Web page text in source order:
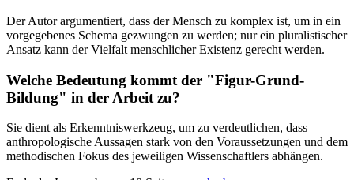
Der Autor argumentiert, dass der Mensch zu komplex ist, um in ein
vorgegebenes Schema gezwungen zu werden; nur ein pluralistischer
Ansatz kann der Vielfalt menschlicher Existenz gerecht werden.
Welche Bedeutung kommt der "Figur-Grund-
Bildung" in der Arbeit zu?
Sie dient als Erkenntniswerkzeug, um zu verdeutlichen, dass
anthropologische Aussagen stark von den Voraussetzungen und dem
methodischen Fokus des jeweiligen Wissenschaftlers abhängen.